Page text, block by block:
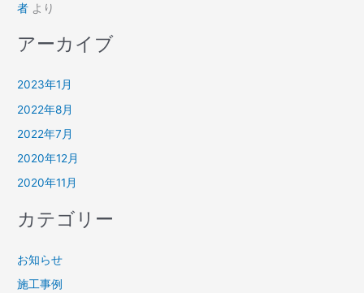
者 より
アーカイブ
2023年1月
2022年8月
2022年7月
2020年12月
2020年11月
カテゴリー
お知らせ
施工事例